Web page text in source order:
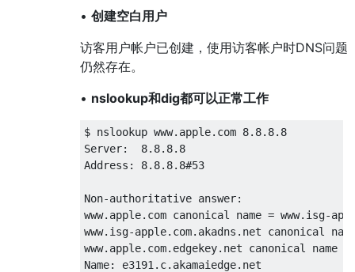
• 创建空白用户
访客用户帐户已创建，使用访客帐户时DNS问题
仍然存在。
• nslookup和dig都可以正常工作
$ nslookup www.apple.com 8.8.8.8
Server:  8.8.8.8
Address: 8.8.8.8#53
Non-authoritative answer:
www.apple.com canonical name = www.isg-
www.isg-apple.com.akadns.net canonical
www.apple.com.edgekey.net canonical name
Name: e3191.c.akamaiedge.net